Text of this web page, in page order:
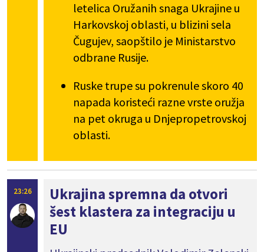
letelica Oružanih snaga Ukrajine u
Harkovskoj oblasti, u blizini sela
Čugujev, saopštilo je Ministarstvo
odbrane Rusije.
Ruske trupe su pokrenule skoro 40
napada koristeći razne vrste oružja
na pet okruga u Dnjepropetrovskoj
oblasti.
23:26
Ukrajina spremna da otvori
šest klastera za integraciju u
EU